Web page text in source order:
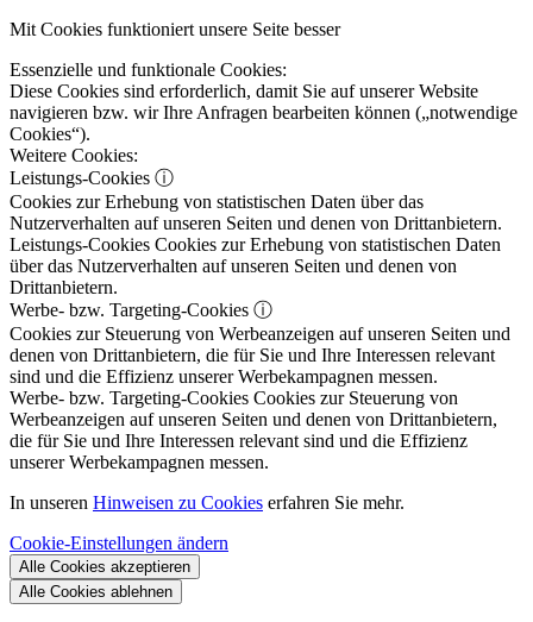
Mit Cookies funktioniert unsere Seite besser
Essenzielle und funktionale Cookies:
Diese Cookies sind erforderlich, damit Sie auf unserer Website
navigieren bzw. wir Ihre Anfragen bearbeiten können („notwendige
Cookies“).
Weitere Cookies:
Leistungs-Cookies ⓘ
Cookies zur Erhebung von statistischen Daten über das
Nutzerverhalten auf unseren Seiten und denen von Drittanbietern.
Leistungs-Cookies Cookies zur Erhebung von statistischen Daten
über das Nutzerverhalten auf unseren Seiten und denen von
Drittanbietern.
Werbe- bzw. Targeting-Cookies ⓘ
Cookies zur Steuerung von Werbeanzeigen auf unseren Seiten und
denen von Drittanbietern, die für Sie und Ihre Interessen relevant
sind und die Effizienz unserer Werbekampagnen messen.
Werbe- bzw. Targeting-Cookies Cookies zur Steuerung von
Werbeanzeigen auf unseren Seiten und denen von Drittanbietern,
die für Sie und Ihre Interessen relevant sind und die Effizienz
unserer Werbekampagnen messen.
In unseren Hinweisen zu Cookies erfahren Sie mehr.
Cookie-Einstellungen ändern
Alle Cookies akzeptieren
Alle Cookies ablehnen